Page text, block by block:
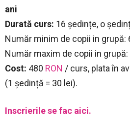
ani
Durată curs: 16 ședințe, o
Număr minim de copii in grupă:
Număr maxim de copii in grupă:
Cost: 480 RON / curs, plata în
(1 ședință = 30 lei).
Inscrierile se fac aici.